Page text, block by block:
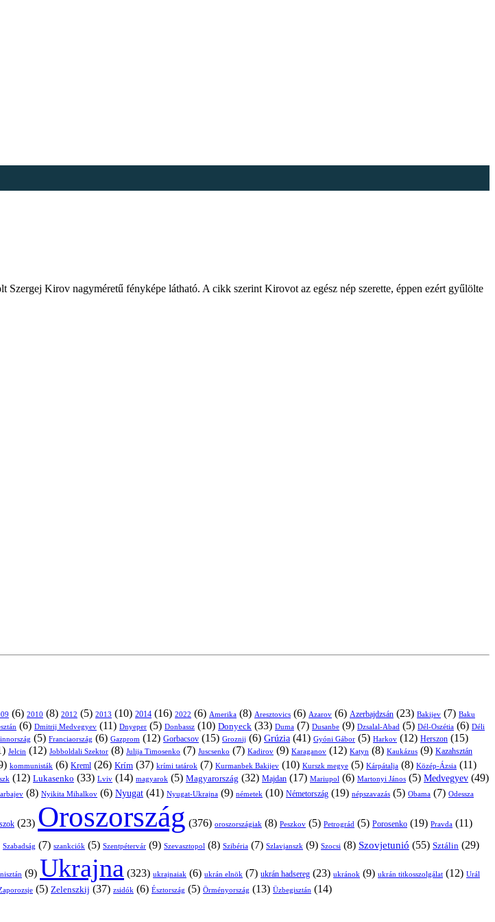
Kirov nagyméretű fényképe látható. A cikk szerint Kirovot az egész nép szerette, éppen ezért gyűlölte
(6) 2010 (8) 2012 (5) 2013 (10) 2014 (16) 2022 (6) Amerika (8) Aresztovics (6) Azarov (6) Azerbajdzsán (23) Bakijev (7) Baku
(6) Dmitrij Medvegyev (11) Dnyeper (5) Donbassz (10) Donyeck (33) Duma (7) Dusanbe (9) Dzsalal-Abad (5) Dél-Oszétia (6) Déli
(5) Franciaország (6) Gazprom (12) Gorbacsov (15) Groznij (6) Grúzia (41) Gyóni Gábor (5) Harkov (12) Herszon (15)
Jelcin (12) Jobboldali Szektor (8) Julija Timosenko (7) Juscsenko (7) Kadirov (9) Karaganov (12) Katyn (8) Kaukázus (9) Kazahsztán
kommunisták (6) Kreml (26) Krím (37) krími tatárok (7) Kurmanbek Bakijev (10) Kurszk megye (5) Kárpátalja (8) Közép-Ázsia (11)
(12) Lukasenko (33) Lviv (14) magyarok (5) Magyarország (32) Majdan (17) Mariupol (6) Martonyi János (5) Medvegyev (49)
(8) Nyikita Mihalkov (6) Nyugat (41) Nyugat-Ukrajna (9) németek (10) Németország (19) népszavazás (5) Obama (7) Odessza
(23) Oroszország (376) oroszországiak (8) Peszkov (5) Petrográd (5) Porosenko (19) Pravda (11)
Szabadság (7) szankciók (5) Szentpétervár (9) Szevasztopol (8) Szibéria (7) Szlavjanszk (9) Szocsi (8) Szovjetunió (55) Sztálin (29)
(9) Ukrajna (323) ukrajnaiak (6) ukrán elnök (7) ukrán hadsereg (23) ukránok (9) ukrán titkosszolgálat (12) Urál
(5) Zelenszkij (37) zsidók (6) Észtország (5) Örményország (13) Üzbegisztán (14)